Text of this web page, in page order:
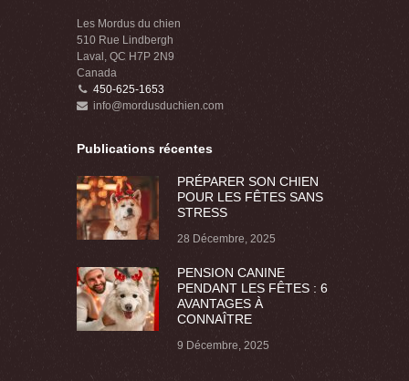
Les Mordus du chien
510 Rue Lindbergh
Laval, QC H7P 2N9
Canada
450-625-1653
info@mordusduchien.com
Publications récentes
PRÉPARER SON CHIEN
POUR LES FÊTES SANS
STRESS
28 Décembre, 2025
PENSION CANINE
PENDANT LES FÊTES : 6
AVANTAGES À
CONNAÎTRE
9 Décembre, 2025